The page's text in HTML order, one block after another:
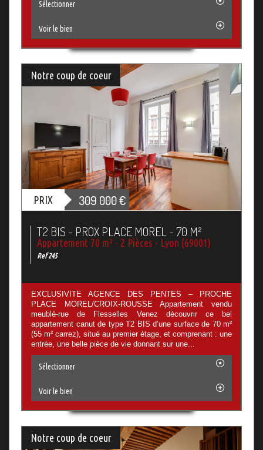
Sélectionner
Voir le bien
Notre coup de coeur
PRIX 309 000€
T2 BIS - PROX PLACE MOREL - 70 M²
Appartement 70 m² - 2 Pièces - Lyon (69001)
Ref 245
EXCLUSIVITE AGENCE DES PENTES – PROCHE
PLACE MOREL/CROIX-ROUSSE Appartement vendu
meublé-rue de Flesselles Venez découvrir ce bel
appartement canut de type T2 BIS d’une surface de 70 m²
(55 m² carrez), situé au premier étage, et comprenant : une
entrée, une belle pièce de vie donnant sur une...
Sélectionner
Voir le bien
Notre coup de coeur